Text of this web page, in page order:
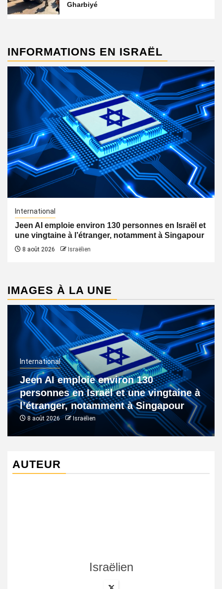
Gharbiyé
INFORMATIONS EN ISRAËL
International
Jeen AI emploie environ 130 personnes en Israël et
une vingtaine à l’étranger, notamment à Singapour
8 août 2026 Israëlien
IMAGES À LA UNE
International
Jeen AI emploie environ 130
personnes en Israël et une vingtaine à
l’étranger, notamment à Singapour
8 août 2026 Israëlien
AUTEUR
Israëlien